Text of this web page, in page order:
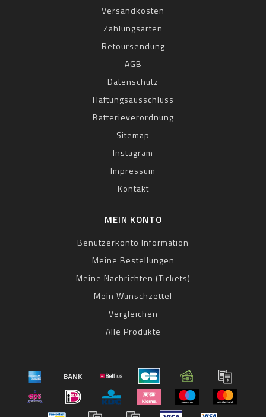
Versandkosten
Zahlungsarten
Retoursendung
AGB
Datenschutz
Haftungsausschluss
Batterieverordnung
Sitemap
Instagram
Impressum
Kontakt
MEIN KONTO
Benutzerkonto Information
Meine Bestellungen
Meine Nachrichten (Tickets)
Mein Wunschzettel
Vergleichen
Alle Produkte